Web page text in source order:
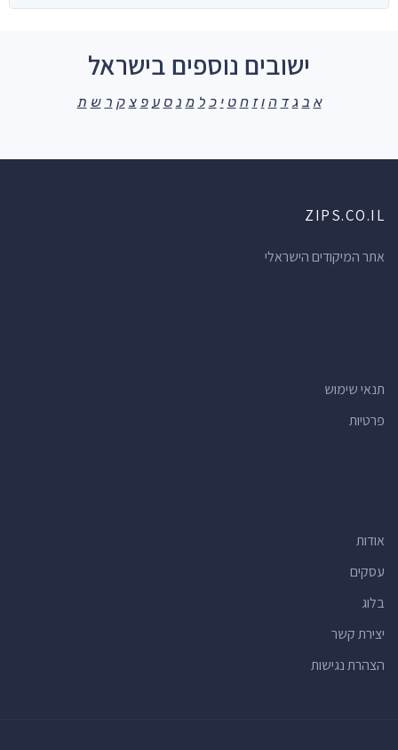
ישובים נוספים בישראל
א ב ג ד ה ו ז ח ט י כ ל מ נ ס ע פ צ ק ר ש ת
ZIPS.CO.IL
אתר המיקודים הישראלי
תנאי שימוש
פרטיות
אודות
עסקים
בלוג
יצירת קשר
הצהרת נגישות